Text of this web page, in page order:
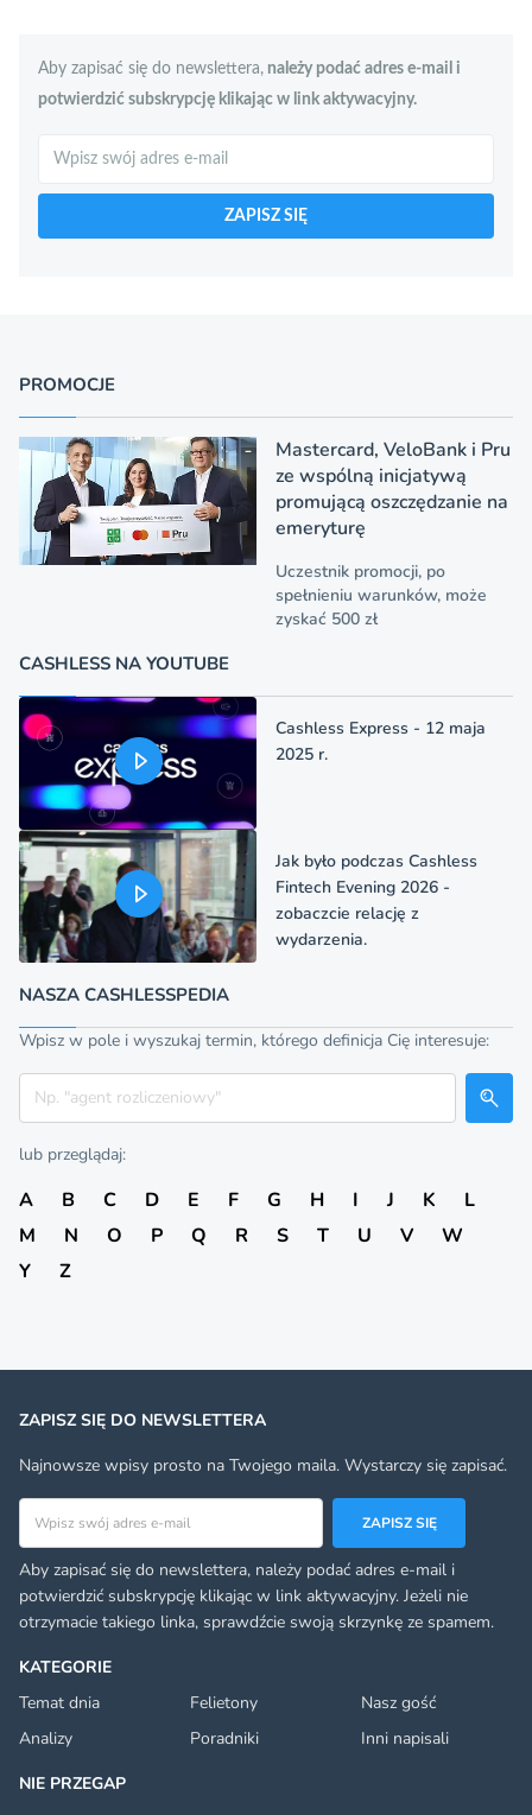
Aby zapisać się do newslettera, należy podać adres e-mail i
potwierdzić subskrypcję klikając w link aktywacyjny.
ZAPISZ SIĘ
PROMOCJE
Mastercard, VeloBank i Pru
ze wspólną inicjatywą
promującą oszczędzanie na
emeryturę
Uczestnik promocji, po
spełnieniu warunków, może
zyskać 500 zł
CASHLESS NA YOUTUBE
Cashless Express - 12 maja
2025 r.
Jak było podczas Cashless
Fintech Evening 2026 -
zobaczcie relację z
wydarzenia.
NASZA CASHLESSPEDIA
Wpisz w pole i wyszukaj termin, którego definicja Cię interesuje:
Szukaj
lub przeglądaj:
A B C D E F G H I J K
L
M
N O P Q R S T U V
W
Y
Z
KATEGORIE
Temat dnia
Felietony
Nasz gość
Analizy
Poradniki
Inni napisali
NIE PRZEGAP
ZAPISZ SIĘ DO NEWSLETTERA
Najnowsze wpisy prosto na Twojego maila. Wystarczy się zapisać.
Adres email
ZAPISZ SIĘ
Aby zapisać się do newslettera, należy podać adres e-mail i
potwierdzić subskrypcję klikając w link aktywacyjny. Jeżeli nie
otrzymacie takiego linka, sprawdźcie swoją skrzynkę ze spamem.